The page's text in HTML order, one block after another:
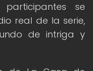
se
real de la serie,
de intriga y